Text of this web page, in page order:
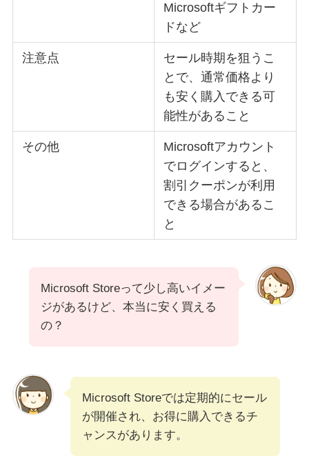
Microsoftギフトカー
ドなど
注意点
セール時期を狙うこ
とで、通常価格より
も安く購入できる可
能性があること
その他
Microsoftアカウント
でログインすると、
割引クーポンが利用
できる場合があるこ
と
Microsoft Storeって少し高いイメー
ジがあるけど、本当に安く買える
の？
Microsoft Storeでは定期的にセール
が開催され、お得に購入できるチ
ャンスがあります。